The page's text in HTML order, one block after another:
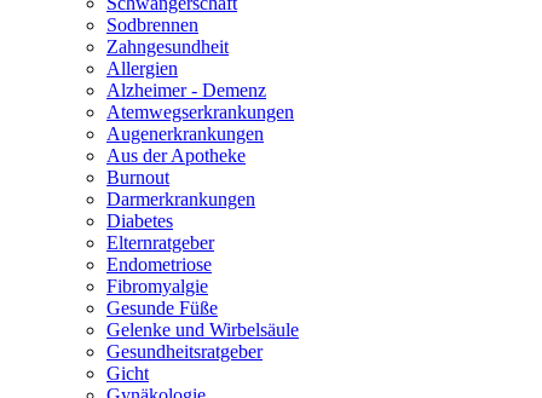
Sodbrennen
Zahngesundheit
Allergien
Alzheimer - Demenz
Atemwegserkrankungen
Augenerkrankungen
Aus der Apotheke
Burnout
Darmerkrankungen
Diabetes
Elternratgeber
Endometriose
Fibromyalgie
Gesunde Füße
Gelenke und Wirbelsäule
Gesundheitsratgeber
Gicht